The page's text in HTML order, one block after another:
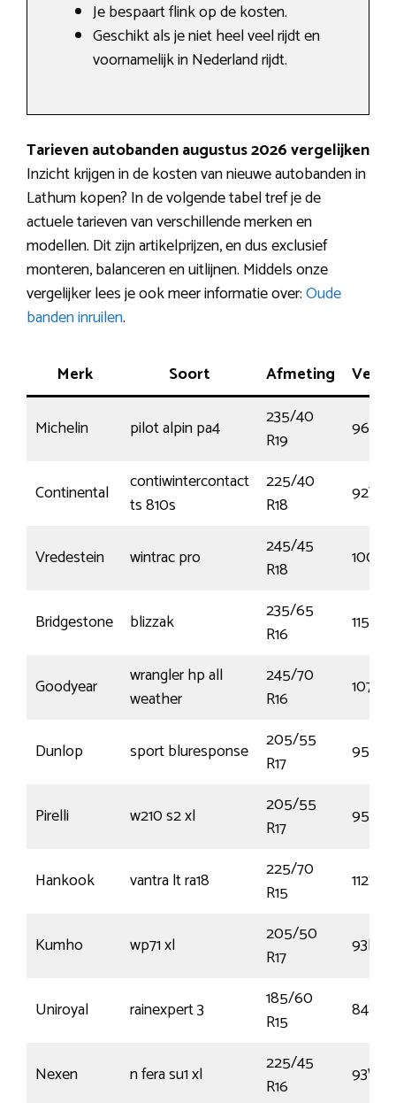
Je bespaart flink op de kosten.
Geschikt als je niet heel veel rijdt en
voornamelijk in Nederland rijdt.
Tarieven autobanden augustus 2026 vergelijken
Inzicht krijgen in de kosten van nieuwe autobanden in
Lathum kopen? In de volgende tabel tref je de
actuele tarieven van verschillende merken en
modellen. Dit zijn artikelprijzen, en dus exclusief
monteren, balanceren en uitlijnen. Middels onze
vergelijker lees je ook meer informatie over:Oude
banden inruilen.
Merk Soort Afmeting
Michelin pilot alpin pa4
235/40
R19
96W
Continental
contiwintercontact
ts 810s
225/40
R18
92V
Vredestein wintrac pro
245/45
R18
100V
Bridgestone blizzak
235/65
R16
115R
Goodyear
wrangler hp all
weather
245/70
R16
107H
Dunlop sport bluresponse
205/55
R17
95V
Pirelli w210 s2 xl
205/55
R17
95H
Hankook vantra lt ra18
225/70
R15
112S
Kumho wp71 xl
205/50
R17
93H
Uniroyal rainexpert 3
185/60
R15
84T
Nexen n fera su1 xl
225/45
R16
93W